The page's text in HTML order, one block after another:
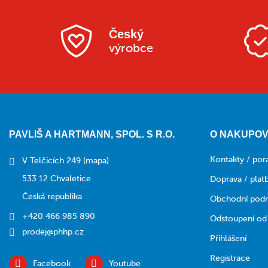
Český
výrobce
PAVLIŠ A HARTMANN, SPOL. S R.O.
V Telčicích 249 (mapa)
533 12 Chvaletice
Česká republika
+420 466 985 890
prodej@phhp.cz
Facebook Youtube
O
Kontakty /
Doprava /
Obchodní
Odstoupení
Přihlášení
Registrace